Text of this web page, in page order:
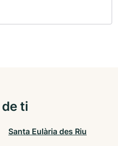
ti
Santa Eulària des Riu